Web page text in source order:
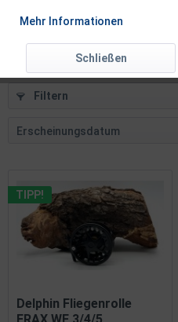
Filtern
TIPP!
Delphin Fliegenrolle
Mehr Informationen
Schließen